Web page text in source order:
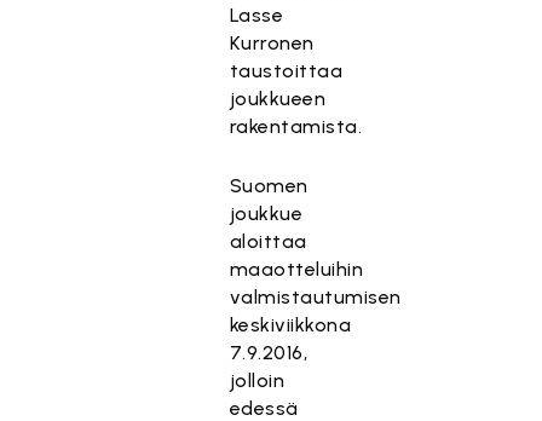
Lasse
Kurronen
taustoittaa
joukkueen
rakentamista.
Suomen
joukkue
aloittaa
maaotteluihin
valmistautumisen
keskiviikkona
7.9.2016,
jolloin
edessä